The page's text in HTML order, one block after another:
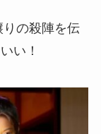
りの殺陣を伝
い！